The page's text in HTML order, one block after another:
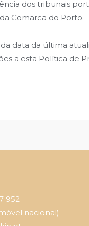
dos tribunais
Comarca do Porto.
data da última
a esta Política de
952
nacional)